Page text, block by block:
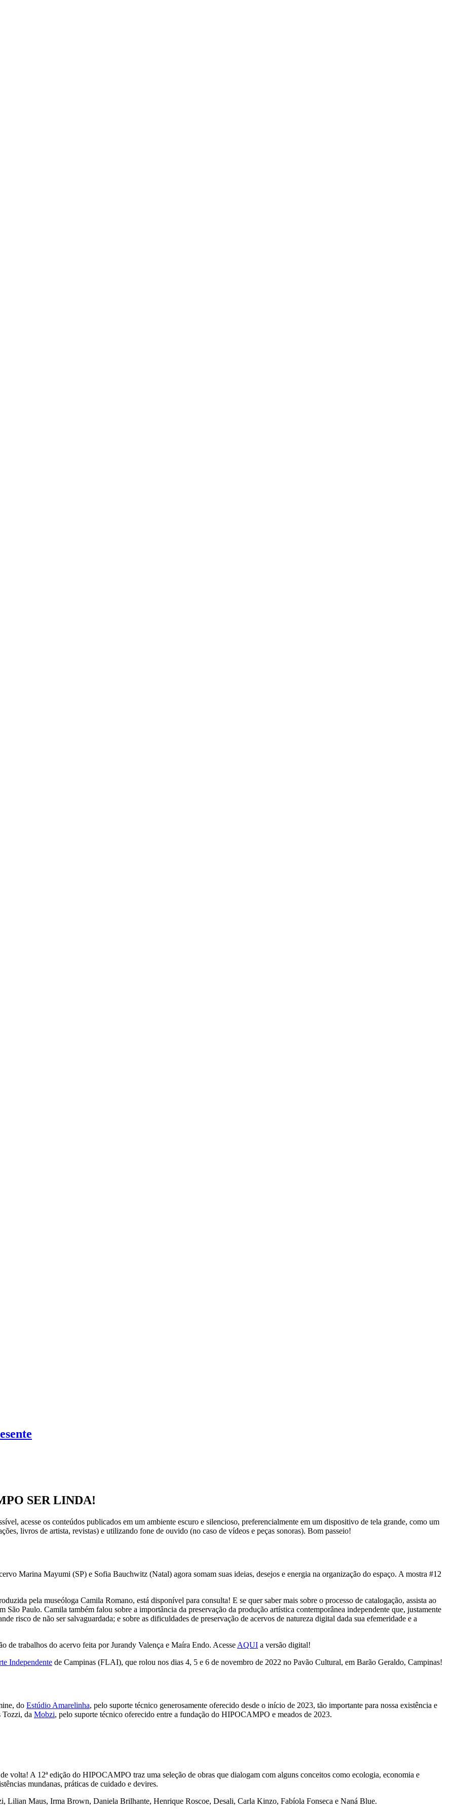
SER LINDA!
acesse os conteúdos publicados em um ambiente escuro e silencioso, preferencialmente em um dispositivo de tela grande, como um
livros de artista, revistas) e utilizando fone de ouvido (no caso de vídeos e peças sonoras). Bom passeio!
Marina Mayumi (SP) e Sofia Bauchwitz (Natal) agora somam suas ideias, desejos e energia na organização do espaço. A mostra #12
pela museóloga Camila Romano, está disponível para consulta! E se quer saber mais sobre o processo de catalogação, assista ao
Paulo. Camila também falou sobre a importância da preservação da produção artística contemporânea independente que, justamente
risco de não ser salvaguardada; e sobre as dificuldades de preservação de acervos de natureza digital dada sua efemeridade e a
trabalhos do acervo feita por Jurandy Valença e Maíra Endo. Acesse AQUI a versão digital!
Independente de Campinas (FLAI), que rolou nos dias 4, 5 e 6 de novembro de 2022 no Pavão Cultural, em Barão Geraldo, Campinas!
do Estúdio Amarelinha, pelo suporte técnico generosamente oferecido desde o início de 2023, tão importante para nossa existência e
Tozzi, da Mobzi, pelo suporte técnico oferecido entre a fundação do HIPOCAMPO e meados de 2023.
volta! A 12ª edição do HIPOCAMPO traz uma seleção de obras que dialogam com alguns conceitos como ecologia, economia e
mundanas, práticas de cuidado e devires.
Lilian Maus, Irma Brown, Daniela Brilhante, Henrique Roscoe, Desali, Carla Kinzo, Fabíola Fonseca e Naná Blue.